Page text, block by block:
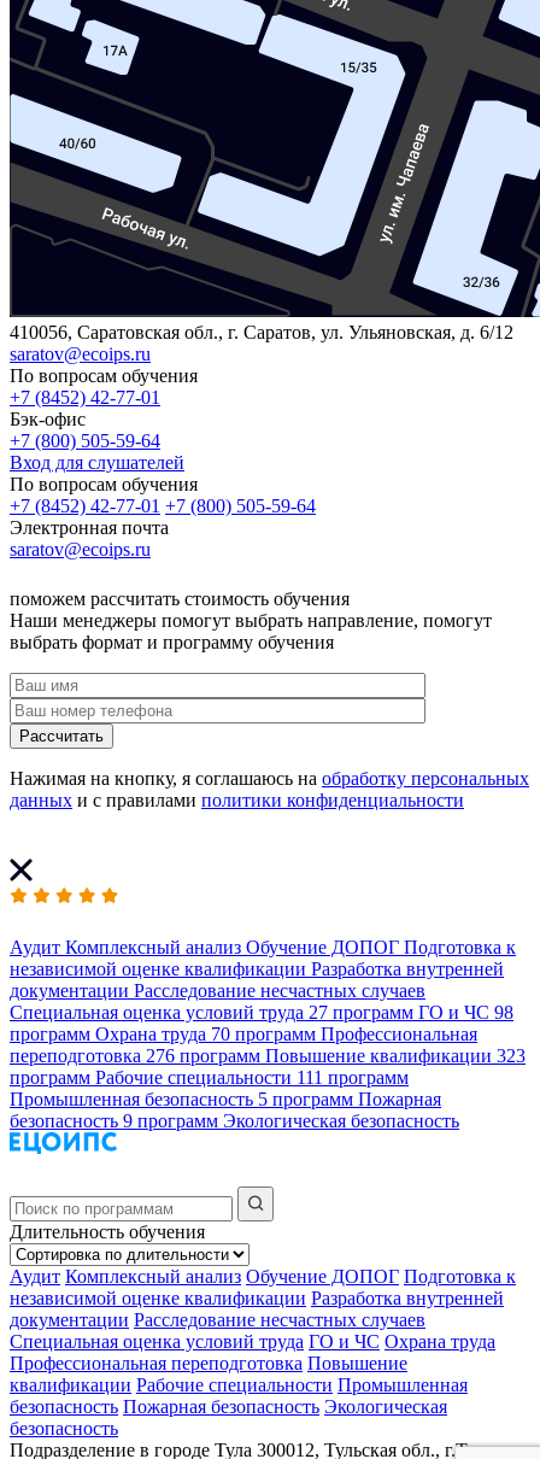
410056, Саратовская обл., г. Саратов, ул. Ульяновская, д. 6/12
saratov@ecoips.ru
По вопросам обучения
+7 (8452) 42-77-01
Бэк-офис
+7 (800) 505-59-64
Вход для слушателей
По вопросам обучения
+7 (8452) 42-77-01 +7 (800) 505-59-64
Электронная почта
saratov@ecoips.ru
поможем рассчитать стоимость обучения
Наши менеджеры помогут выбрать направление, помогут
выбрать формат и программу обучения
Рассчитать
Нажимая на кнопку, я соглашаюсь на обработку персональных
данных и с правилами политики конфиденциальности
Аудит Комплексный анализ Обучение ДОПОГ Подготовка к
независимой оценке квалификации Разработка внутренней
документации Расследование несчастных случаев
Специальная оценка условий труда 27 программ ГО и ЧС 98
программ Охрана труда 70 программ Профессиональная
переподготовка 276 программ Повышение квалификации 323
программ Рабочие специальности 111 программ
Промышленная безопасность 5 программ Пожарная
безопасность 9 программ Экологическая безопасность
Длительность обучения
Аудит Комплексный анализ Обучение ДОПОГ Подготовка к
независимой оценке квалификации Разработка внутренней
документации Расследование несчастных случаев
Специальная оценка условий труда ГО и ЧС Охрана труда
Профессиональная переподготовка Повышение
квалификации Рабочие специальности Промышленная
безопасность Пожарная безопасность Экологическая
безопасность
Подразделение в городе Тула 300012, Тульская обл., г.Тула,